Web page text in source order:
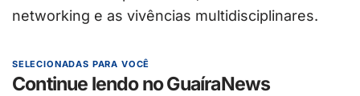
networking e as vivências multidisciplinares.
SELECIONADAS PARA VOCÊ
Continue lendo no GuaíraNews